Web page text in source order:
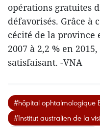
opérations gratuites
défavorisés. Grâce à
cécité de la province
2007 à 2,2 % en
satisfaisant. -VNA
#hôpital ophtalmologique
#Institut australien de la